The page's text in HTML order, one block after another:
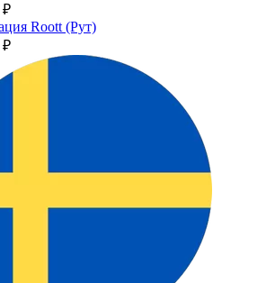
₽
Roott (Рут)
₽